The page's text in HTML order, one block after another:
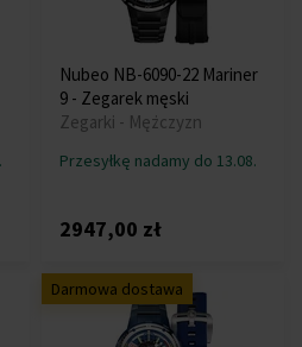
Nubeo NB-6090-22 Mariner
9 - Zegarek męski
Zegarki - Mężczyzn
Przesyłkę nadamy do 13.08.
2947,00 zł
Darmowa dostawa